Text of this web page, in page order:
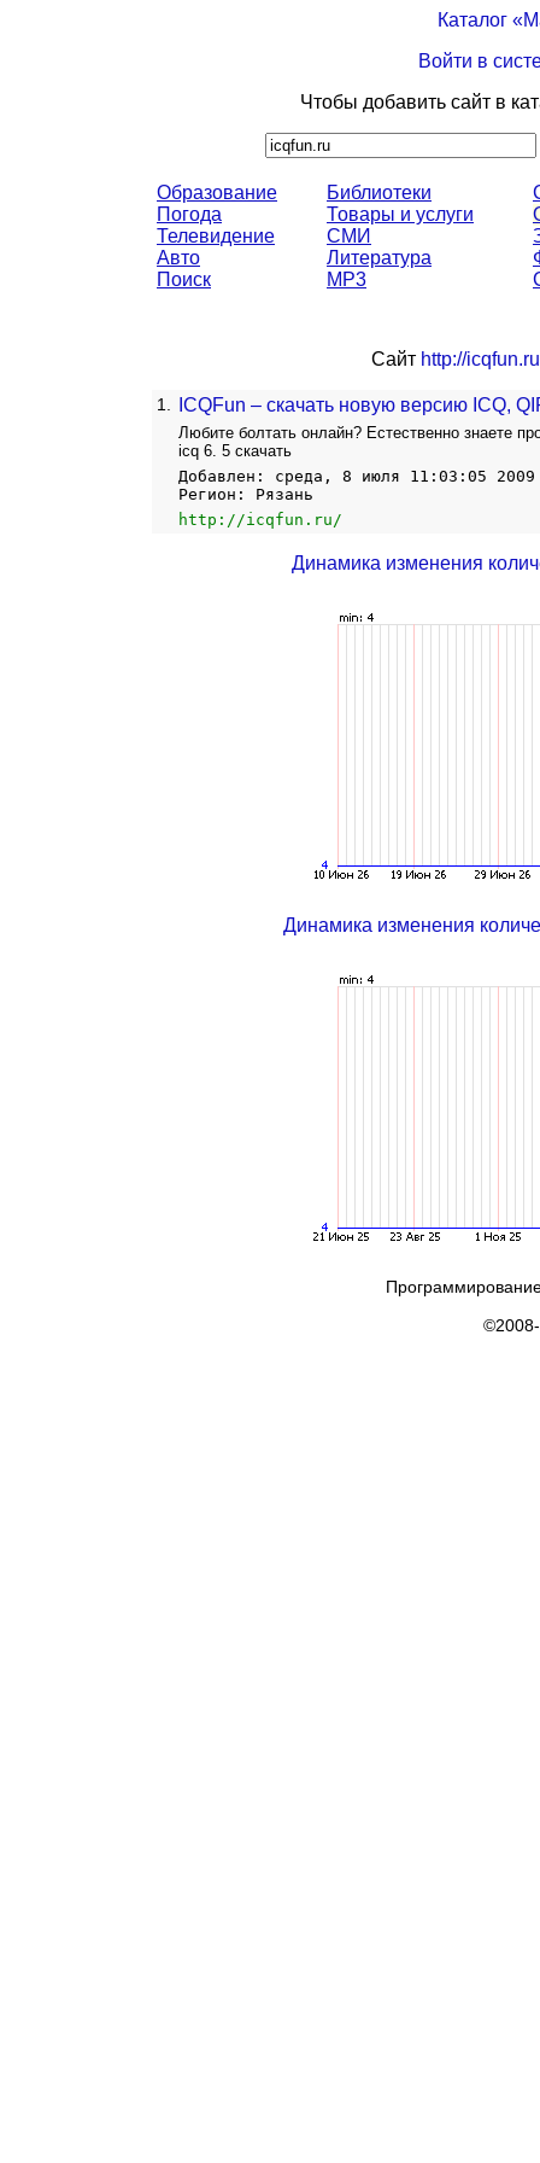
Каталог
Войти в
Чтобы добавить сайт в
Образование
Погода
Телевидение
Авто
Поиск
Библиотеки
Товары и услуги
СМИ
Литература
MP3
Сайт http://
1. ICQFun – скачать новую версию ICQ,
Любите болтать онлайн? Естественно знаете
icq 6. 5 скачать
Добавлен: среда, 8 июля 11:03:05 2009
Регион: Рязань
http://icqfun.ru/
Динамика изменения
Динамика изменения